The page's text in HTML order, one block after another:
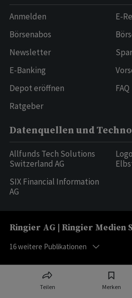
Teilen Merken
Anmelden
Börsenabos
Newsletter
E-Banking
Depot eröffnen
Ratgeber
E-
FAQ
Datenquellen und
Allfunds Tech Solutions
Switzerland AG
SIX Financial Information
AG
Ringier AG | Ringier Medien
16weitere Publikationen